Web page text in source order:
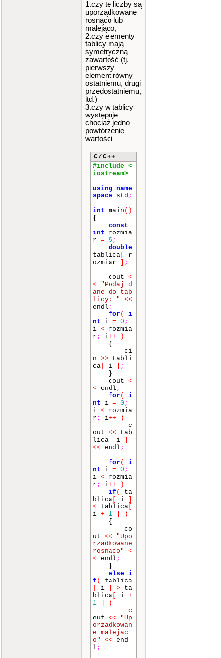
1.czy te liczby są
uporządkowane
rosnąco lub
malejąco,
2.czy elementy
tablicy mają
symetryczną
zawartość (tj.
pierwszy
element równy
ostatniemu, drugi
przedostatniemu,
itd.)
3.czy w tablicy
występuje
chociaż jedno
powtórzenie
wartości
C/C++
#include <
iostream>
using name
space std ;
int main ()
{
const
int rozmia
r = 5 ;
double
tablica
r
ozmiar
;
cout <
<
"Podaj d
ane do tab
licy: "
<<
endl ;
for (
i
nt i = 0 ;
i < rozmia
r ; i++
)
{
ci
n >> tabli
ca
i
;
}
cout <
< endl ;
for (
i
nt i = 0 ;
i < rozmia
r ; i++
)
c
out << tab
lica
i
<< endl ;
for (
i
nt i = 0 ;
i < rozmia
r ; i++
)
if (
ta
blica
i
< tablica
i + 1
)
{
co
ut <<
"Upo
rzadkowane
rosnaco"
<
< endl ;
}
else i
f (
tablica
i > ta
blica
i +
1
)
c
out <<
"Up
orzadkowan
e malejac
o"
<< end
l ;